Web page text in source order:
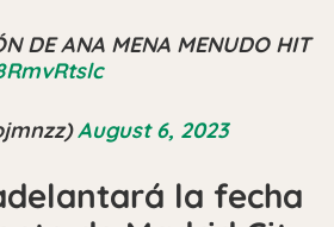
DE ANA MENA MENUDO HIT
August 6, 2023
la fecha